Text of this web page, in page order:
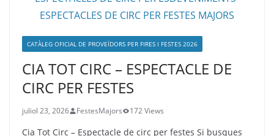
CATÀLEG OFICIAL DE PROVEÏDORS PER FIRES I FESTES 2026
CIA TOT CIRC – ESPECTACLE DE
CIRC PER FESTES
juliol 23, 2026 FestesMajors 172 Views
Cia Tot Circ – Espectacle de circ per festes Si busques